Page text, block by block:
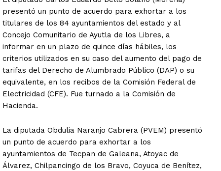
presentó un punto de acuerdo para exhortar a los
titulares de los 84 ayuntamientos del estado y al
Concejo Comunitario de Ayutla de los Libres, a
informar en un plazo de quince días hábiles, los
criterios utilizados en su caso del aumento del pago de
tarifas del Derecho de Alumbrado Público (DAP) o su
equivalente, en los recibos de la Comisión Federal de
Electricidad (CFE). Fue turnado a la Comisión de
Hacienda.
La diputada Obdulia Naranjo Cabrera (PVEM) presentó
un punto de acuerdo para exhortar a los
ayuntamientos de Tecpan de Galeana, Atoyac de
Álvarez, Chilpancingo de los Bravo, Coyuca de Benítez,